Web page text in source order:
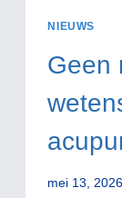
NIEUWS
Geen
mei 13, 2026